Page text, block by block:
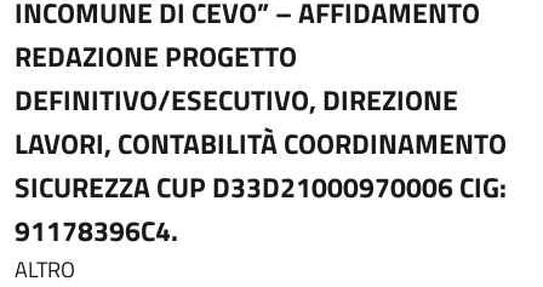
INCOMUNE DI CEVO” – AFFIDAMENTO
REDAZIONE PROGETTO
DEFINITIVO/ESECUTIVO, DIREZIONE
LAVORI, CONTABILITÀ COORDINAMENTO
SICUREZZA CUP D33D21000970006 CIG:
91178396C4.
ALTRO